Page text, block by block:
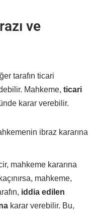
ve
tarafın ticari
Mahkeme, ticari
karar verebilir.
ibraz kararına
mahkeme kararına
mahkeme,
iddia edilen
karar verebilir. Bu,